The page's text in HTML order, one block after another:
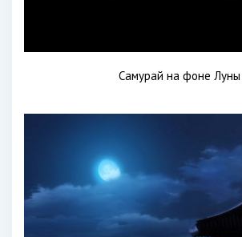
Самурай на фоне Луны